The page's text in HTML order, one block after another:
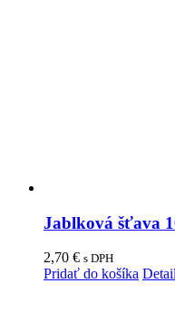
Jablková šťava
2,70 € s DPH
Pridať do košíka